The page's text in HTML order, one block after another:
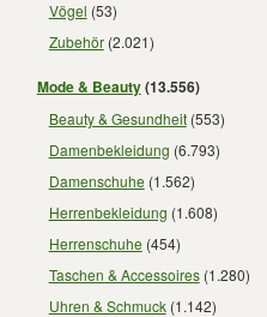
Vögel (53)
Zubehör(2.021)
Mode & Beauty(13.556)
Beauty & Gesundheit(553)
Damenbekleidung (6.793)
Damenschuhe (1.562)
Herrenbekleidung (1.608)
Herrenschuhe (454)
Taschen & Accessoires(1.280)
Uhren & Schmuck(1.142)